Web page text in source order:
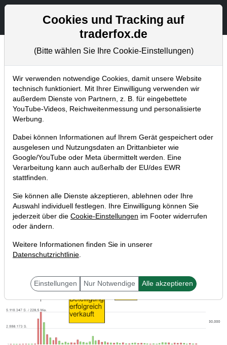
Aktien- und Artikelsuche
Chartanalysen
Home Blog Chartanalysen
Aurelius: Neues
Aktienrückkaufprogramm – Gelingt
nun der Ausbruch aus der flachen
Basis?
15.06.2017 um 11:41 Uhr
Cookies und Tracking auf
traderfox.de
(Bitte wählen Sie Ihre Cookie-Einstellungen)
Wir verwenden notwendige Cookies, damit unsere Website
technisch funktioniert. Mit Ihrer Einwilligung verwenden wir
außerdem Dienste von Partnern, z. B. für eingebettete
YouTube-Videos, Reichweitenmessung und personalisierte
Werbung.
Dabei können Informationen auf Ihrem Gerät gespeichert oder
ausgelesen und Nutzungsdaten an Drittanbieter wie
Google/YouTube oder Meta übermittelt werden. Eine
Verarbeitung kann auch außerhalb der EU/des EWR
stattfinden.
Sie können alle Dienste akzeptieren, ablehnen oder Ihre
Auswahl individuell festlegen. Ihre Einwilligung können Sie
jederzeit über die Cookie-Einstellungen im Footer widerrufen
oder ändern.
Weitere Informationen finden Sie in unserer
Datenschutzrichtlinie.
Einstellungen Nur Notwendige Alle akzeptieren